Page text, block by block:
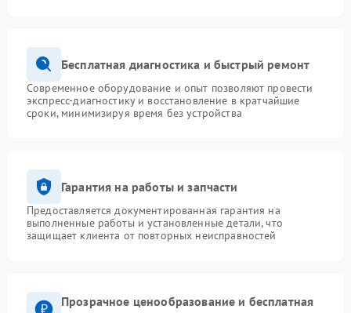
Бесплатная диагностика и быстрый ремонт
Современное оборудование и опыт позволяют провести
экспресс-диагностику и восстановление в кратчайшие
сроки, минимизируя время без устройства
Гарантия на работы и запчасти
Предоставляется документированная гарантия на
выполненные работы и установленные детали, что
защищает клиента от повторных неисправностей
Прозрачное ценообразование и бесплатная